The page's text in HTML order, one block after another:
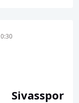
Sivasspor